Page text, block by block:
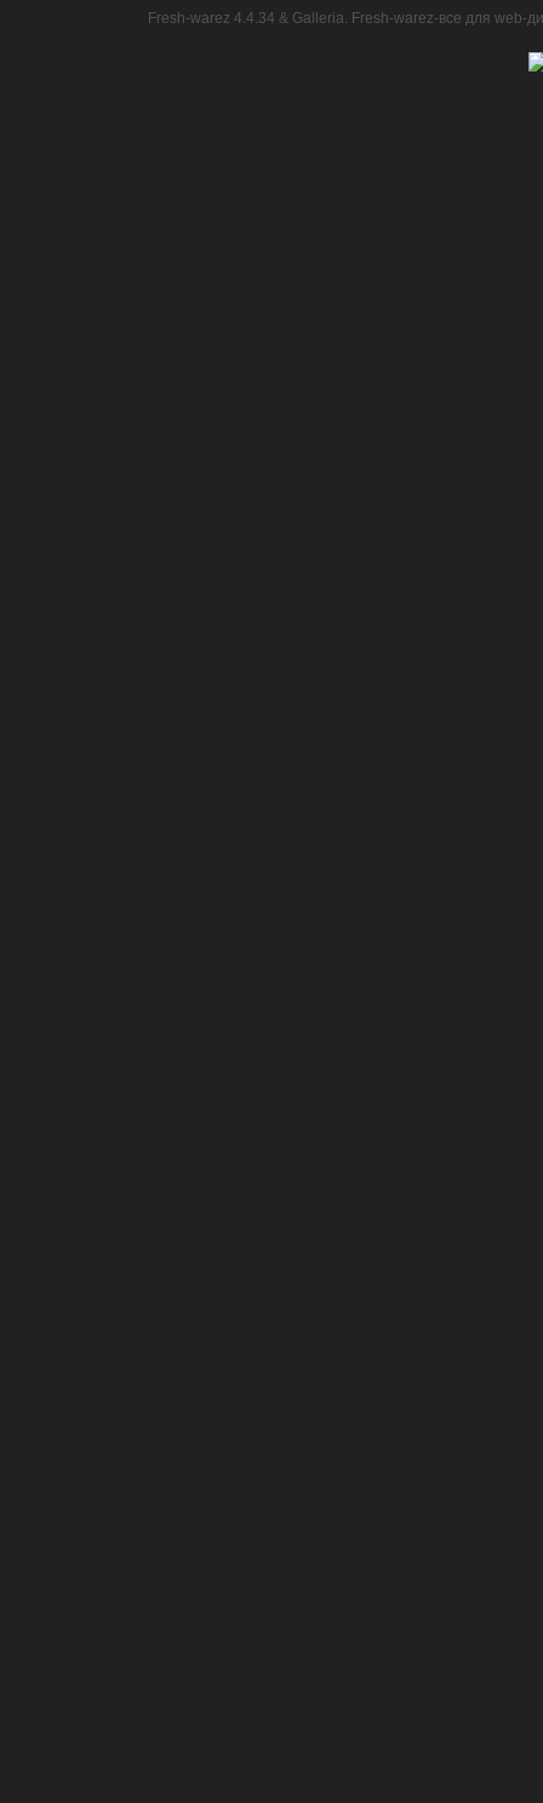
Fresh-warez 4.4.34 & Galleria. Fresh-warez-все для web-